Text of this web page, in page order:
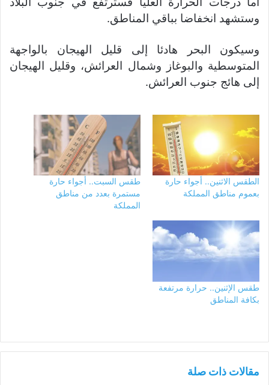
وستشهد انخفاضا بباقي المناطق.
وسيكون البحر هادئا إلى قليل الهيجان بالواجهة
المتوسطية والبوغاز وشمال العرائش، وقليل الهيجان
إلى هائج جنوب العرائش.
الطقس الاثنين.. أجواء حارة
بعموم مناطق المملكة
طقس السبت.. أجواء حارة
مستمرة بعدد من مناطق
المملكة
طقس الإثنين.. حرارة مرتفعة
بكافة المناطق
مقالات ذات صلة